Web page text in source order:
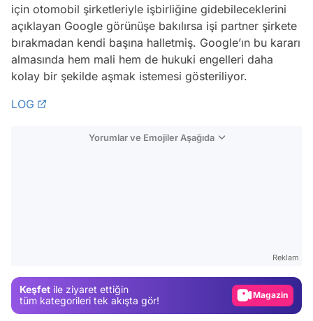
için otomobil şirketleriyle işbirliğine gidebileceklerini
açıklayan Google görünüşe bakılırsa işi partner şirkete
bırakmadan kendi başına halletmiş. Google’ın bu kararı
almasında hem mali hem de hukuki engelleri daha
kolay bir şekilde aşmak istemesi gösteriliyor.
LOG
Yorumlar ve Emojiler Aşağıda
Reklam
Keşfet ile ziyaret ettiğin
tüm kategorileri tek akışta gör!
Video